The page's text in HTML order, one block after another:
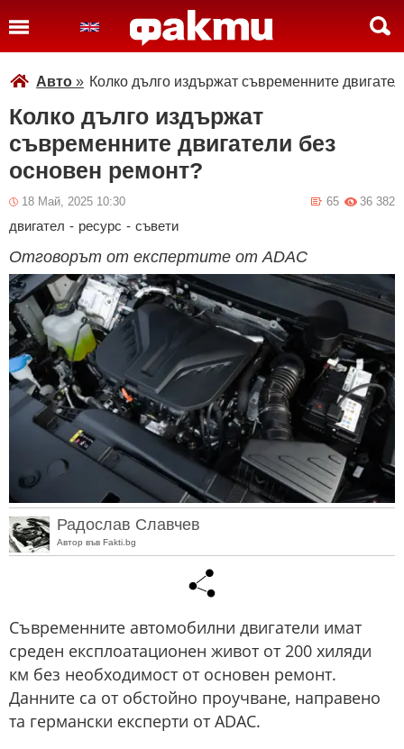
Авто » Колко дълго издържат съвременните
Колко дълго издържат
съвременните двигатели без
основен ремонт?
18 Май, 2025 10:30 36 382
65
двигател - ресурс - съвети
Отговорът от експертите от ADAC
Радослав Славчев
Автор във Fakti.bg
Съвременните автомобилни двигатели имат
среден експлоатационен живот от 200 хиляди
км без необходимост от основен ремонт.
Данните са от обстойно проучване, направено
та германски експерти от ADAC.